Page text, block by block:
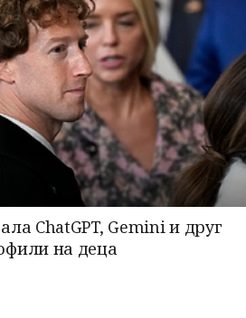
ChatGPT, Gemini и друг
на деца